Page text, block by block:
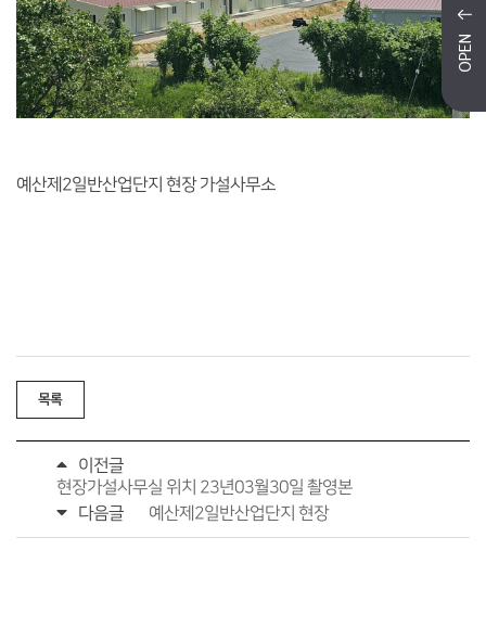
예산제2일반산업단지 현장 가설사무소
목록
이전글
현장가설사무실 위치 23년03월30일 촬영본
다음글
예산제2일반산업단지 현장